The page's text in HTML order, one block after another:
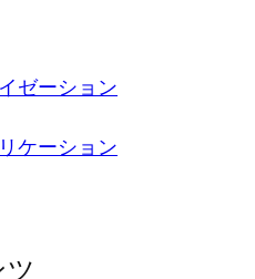
ゼーション
ケーション